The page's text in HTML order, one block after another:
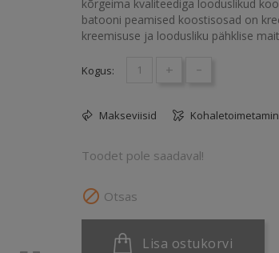
kõrgeima kvaliteediga looduslikud
batooni peamised koostisosad on
kreemisuse ja loodusliku pähklise
Kogus: + -
Makseviisid
Toodet pole saadaval!
 Otsas
Lisa ostukorvi